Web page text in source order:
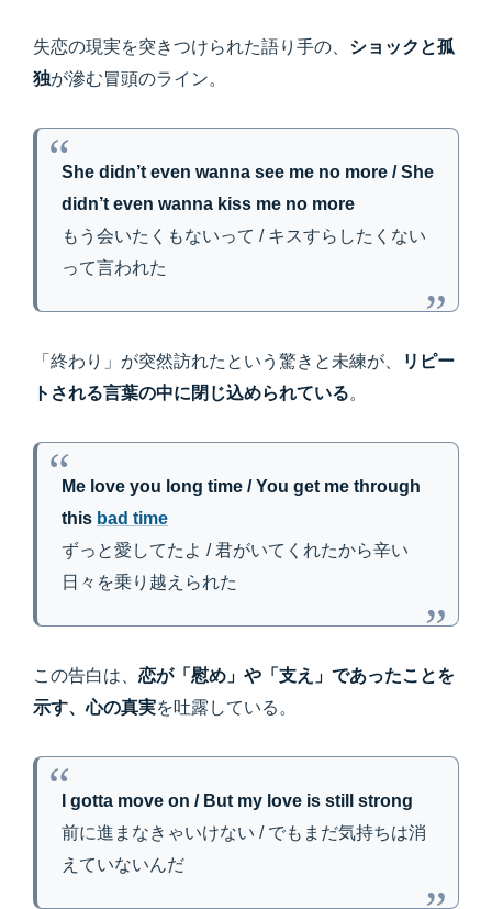
失恋の現実を突きつけられた語り手の、 ショックと孤
独が滲む冒頭のライン。
She didn’t even wanna see me no more / She
didn’t even wanna kiss me no more
もう会いたくもないって / キスすらしたくない
って言われた
「終わり」が突然訪れたという驚きと未練が、
リピー
トされる言葉の中に閉じ込められている。
Me love you long time / You get me through
this bad time
ずっと愛してたよ / 君がいてくれたから辛い
日々を乗り越えられた
この告白は、 恋が「慰め」や「支え」であったことを
示す、心の真実を吐露している。
I gotta move on / But my love is still strong
前に進まなきゃいけない / でもまだ気持ちは消
えていないんだ